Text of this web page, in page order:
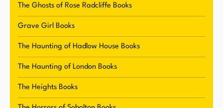
The Ghosts of Rose Radcliffe Books
Grave Girl Books
The Haunting of Hadlow House Books
The Haunting of London Books
The Heights Books